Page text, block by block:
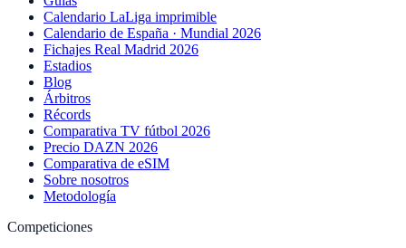
Calendario LaLiga imprimible
Calendario de España · Mundial 2026
Fichajes Real Madrid 2026
Estadios
Blog
Árbitros
Récords
Comparativa TV fútbol 2026
Precio DAZN 2026
Comparativa de eSIM
Sobre nosotros
Metodología
Competiciones